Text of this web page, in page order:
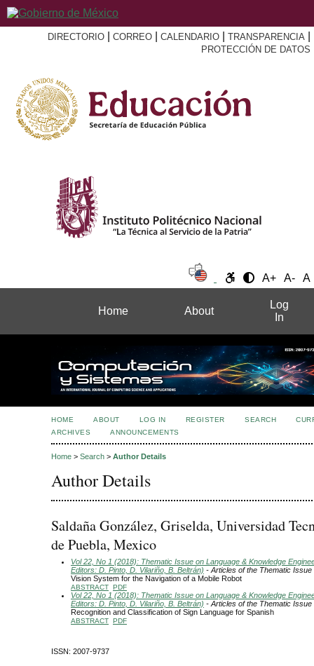
DIRECTORIO CORREO CALENDARIO TRANSPARENCIA
PROTECCIÓN DE DATOS
A+ A- A
Home About
Log
In
HOME ABOUT LOG IN REGISTER SEARCH
ARCHIVES
ANNOUNCEMENTS
Home > Search > Author Details
Author Details
Saldaña González, Griselda, Universidad
de Puebla, Mexico
Vol 22, No 1 (2018): Thematic Issue on Language & Knowledge
Editors: D. Pinto, D. Vilariño, B. Beltrán) - Articles of the Thematic Issue
Vision System for the Navigation of a Mobile Robot
ABSTRACT PDF
Vol 22, No 1 (2018): Thematic Issue on Language & Knowledge
Editors: D. Pinto, D. Vilariño, B. Beltrán) - Articles of the Thematic Issue
Recognition and Classification of Sign Language for Spanish
ABSTRACT PDF
ISSN: 2007-9737